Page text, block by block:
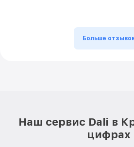
Больше
Наш сервис Dali в
цифрах